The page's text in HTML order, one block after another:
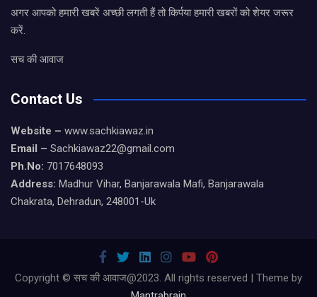
अगर आपको हमारी खबरें अच्छी लगती हैं तो किर्पया हमारी खबरों को शेयर जरूर
करें.
सच की आवाज
Contact Us
Website – www.sachkiawaz.in
Email – Sachkiawaz22@gmail.com
Ph.No: 7017648093
Address: Madhur Vihar, Banjarawala Mafi, Banjarawala
Chakrata, Dehradun, 248001-Uk
Copyright © सच की आवाज@2023. All rights reserved | Theme by